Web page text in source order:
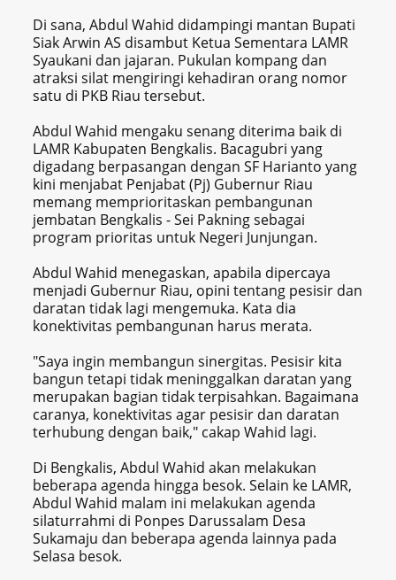
Di sana, Abdul Wahid didampingi mantan Bupati
Siak Arwin AS disambut Ketua Sementara LAMR
Syaukani dan jajaran. Pukulan kompang dan
atraksi silat mengiringi kehadiran orang nomor
satu di PKB Riau tersebut.
Abdul Wahid mengaku senang diterima baik di
LAMR Kabupaten Bengkalis. Bacagubri yang
digadang berpasangan dengan SF Harianto yang
kini menjabat Penjabat (Pj) Gubernur Riau
memang memprioritaskan pembangunan
jembatan Bengkalis - Sei Pakning sebagai
program prioritas untuk Negeri Junjungan.
Abdul Wahid menegaskan, apabila dipercaya
menjadi Gubernur Riau, opini tentang pesisir dan
daratan tidak lagi mengemuka. Kata dia
konektivitas pembangunan harus merata.
"Saya ingin membangun sinergitas. Pesisir kita
bangun tetapi tidak meninggalkan daratan yang
merupakan bagian tidak terpisahkan. Bagaimana
caranya, konektivitas agar pesisir dan daratan
terhubung dengan baik," cakap Wahid lagi.
Di Bengkalis, Abdul Wahid akan melakukan
beberapa agenda hingga besok. Selain ke LAMR,
Abdul Wahid malam ini melakukan agenda
silaturrahmi di Ponpes Darussalam Desa
Sukamaju dan beberapa agenda lainnya pada
Selasa besok.